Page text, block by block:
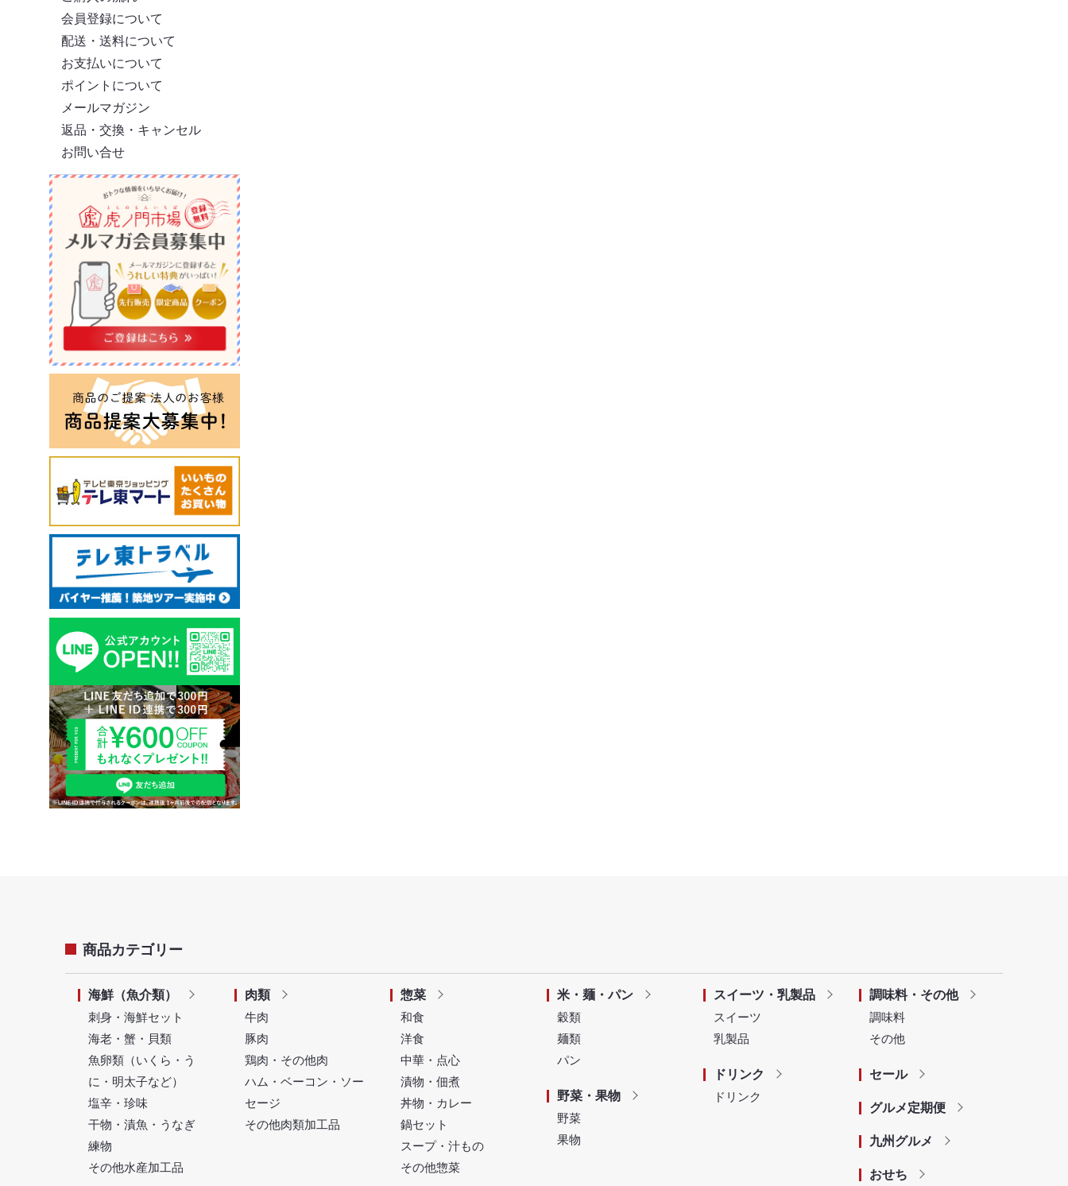
会員登録について
配送・送料について
お支払いについて
ポイントについて
メールマガジン
返品・交換・キャンセル
お問い合せ
商品カテゴリー
海鮮（魚介類）
刺身・海鮮セット
海老・蟹・貝類
魚卵類（いくら・う
に・明太子など）
塩辛・珍味
干物・漬魚・うなぎ
練物
その他水産加工品
肉類
牛肉
豚肉
鶏肉・その他肉
ハム・ベーコン・ソー
セージ
その他肉類加工品
惣菜
和食
洋食
中華・点心
漬物・佃煮
丼物・カレー
鍋セット
スープ・汁もの
その他惣菜
米・麺・パン
穀類
麺類
パン
野菜・果物
野菜
果物
スイーツ・乳製品
スイーツ
乳製品
ドリンク
ドリンク
調味料・その他
調味料
その他
セール
グルメ定期便
九州グルメ
おせち